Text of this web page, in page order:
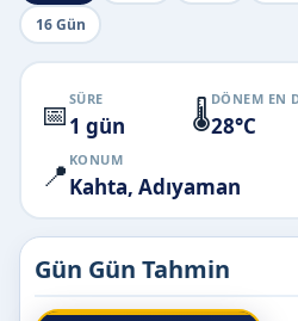
16 Gün
📅 SÜRE
1 gün 🌡️DÖNEM EN
28°C
📍 KONUM
Kahta, Adıyaman
Gün Gün Tahmin